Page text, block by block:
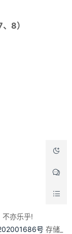
8）
不亦乐乎!
号 存储_